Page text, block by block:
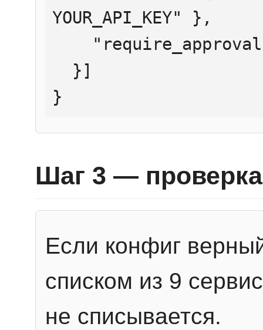
YOUR_API_KEY" },
}
Шаг 3 — проверка
Если конфиг
списком из 9
не списывается.